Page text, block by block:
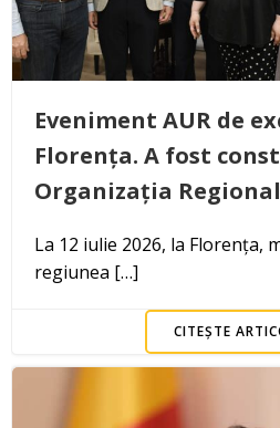
Eveniment AUR de
Florența. A fost
Organizația
La 12 iulie 2026, la Florența,
regiunea […]
CITEȘTE